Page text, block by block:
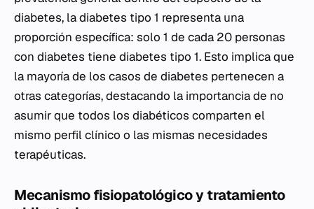
diabetes, la diabetes tipo 1 representa una
proporción específica: solo 1 de cada 20 personas
con diabetes tiene diabetes tipo 1. Esto implica que
la mayoría de los casos de diabetes pertenecen a
otras categorías, destacando la importancia de no
asumir que todos los diabéticos comparten el
mismo perfil clínico o las mismas necesidades
terapéuticas.
Mecanismo fisiopatológico y tratamiento